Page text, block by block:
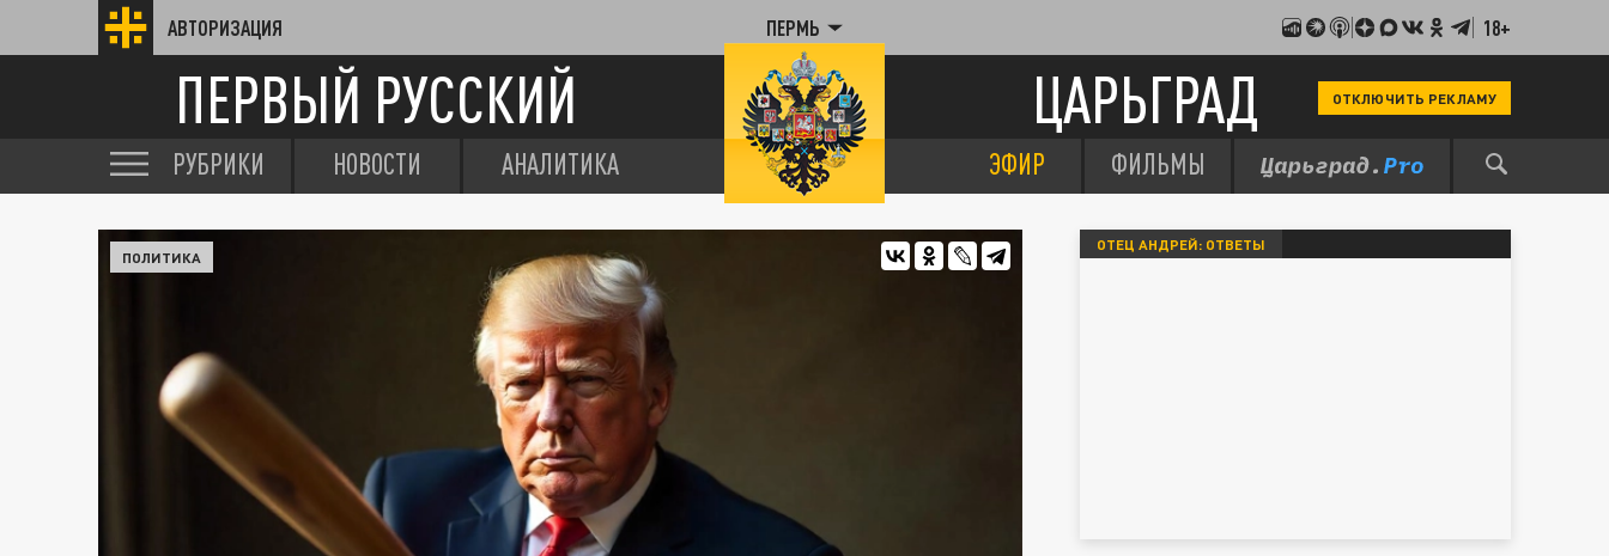
АВТОРИЗАЦИЯ ПЕРМЬ 18+
ПЕРВЫЙ РУССКИЙ ЦАРЬГРАД ОТКЛЮЧИТЬ РЕКЛАМУ
РУБРИКИ НОВОСТИ АНАЛИТИКА ЭФИР ФИЛЬМЫ
ПОЛИТИКА
ОТЕЦ АНДРЕЙ: ОТВЕТЫ